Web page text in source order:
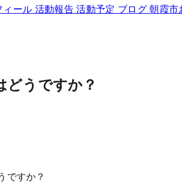
ィール 活動報告活動予定 ブログ朝霞市
どうですか？
ですか？